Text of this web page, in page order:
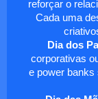
reforçar o
Cada uma
Dia dos
corporativas
e power banks